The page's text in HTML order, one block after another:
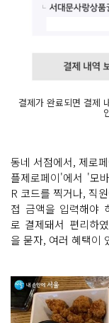
결제가 완료되면 결제
동네 서점에서, 제로
플제로페이'에서 '모
R 코드를 찍거나, 직
접 금액을 입력해야
로 결제돼서 편리하
을 묻자, 여러 혜택이